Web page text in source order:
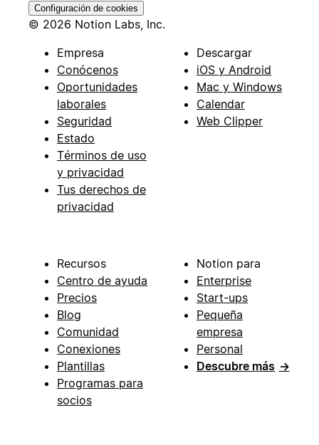
Configuración de cookies
© 2026 Notion Labs, Inc.
Empresa
Conócenos
Oportunidades
laborales
Seguridad
Estado
Términos de uso
y privacidad
Tus derechos de
privacidad
Descargar
iOS y Android
Mac y Windows
Calendar
Web Clipper
Recursos
Centro de ayuda
Precios
Blog
Comunidad
Conexiones
Plantillas
Programas para
socios
Notion para
Enterprise
Start-ups
Pequeña
empresa
Personal
Descubre más →